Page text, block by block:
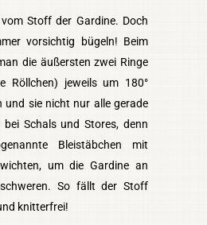
Stoff der Gardine. Doch
vorsichtig bügeln! Beim
die äußersten zwei Ringe
Röllchen) jeweils um 180°
und sie nicht nur alle gerade
Schals und Stores, denn
Bleistäbchen mit
um die Gardine an
So fällt der Stoff
knitterfrei!